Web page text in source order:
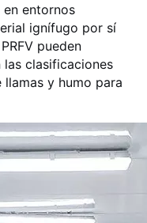
entornos
ignífugo por sí
pueden
clasificaciones
y humo para